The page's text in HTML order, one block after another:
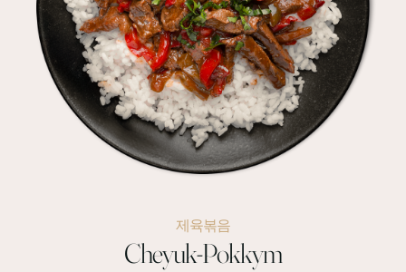
제육볶음
Cheyuk-Pokkym